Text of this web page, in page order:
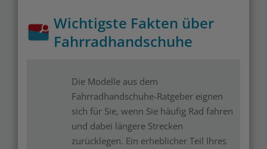
Wichtigste Fakten über
Fahrradhandschuhe
Die Modelle aus dem
Fahrradhandschuhe-Ratgeber eignen
sich für Sie, wenn Sie häufig Rad fahren
und dabei längere Strecken
zurücklegen. Ein erheblicher Teil Ihres